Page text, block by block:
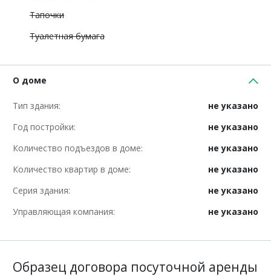
Тапочки
Туалетная бумага
О доме
Тип здания:
не указано
Год постройки:
не указано
Количество подъездов в доме:
не указано
Количество квартир в доме:
не указано
Серия здания:
не указано
Управляющая компания:
не указано
Образец договора посуточной аренды